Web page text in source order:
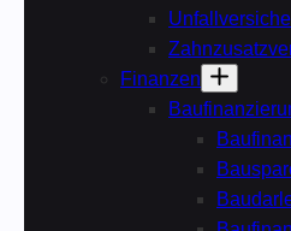
Finanzen